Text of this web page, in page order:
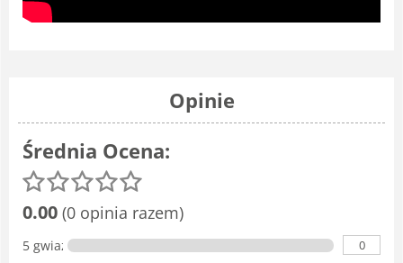
Opinie
Średnia Ocena:
0.00 (0 opinia razem)
5 gwiazdka 0